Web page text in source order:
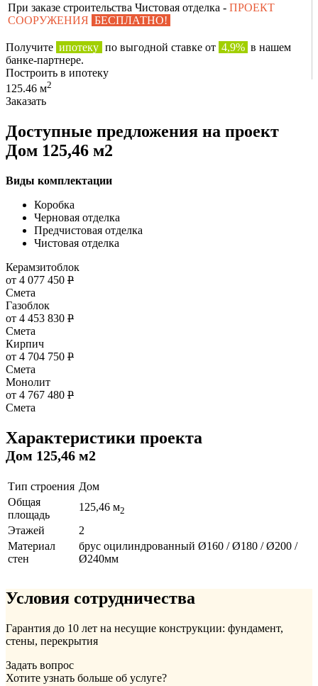
При заказе строительства Чистовая отделка - ПРОЕКТ
СООРУЖЕНИЯ БЕСПЛАТНО!
Получите ипотеку по выгодной ставке от 4,9% в нашем
банке-партнере.
Построить в ипотеку
125.46 м2
Заказать
Доступные предложения на проект
Дом 125,46 м2
Виды комплектации
Коробка
Черновая отделка
Предчистовая отделка
Чистовая отделка
Керамзитоблок
от 4 077 450 Р
Смета
Газоблок
от 4 453 830 Р
Смета
Кирпич
от 4 704 750 Р
Смета
Монолит
от 4 767 480 Р
Смета
Характеристики проекта
Дом 125,46 м2
Тип строения Дом
Общая
площадь
125,46 м2
Этажей
2
Материал
стен
брус оцилиндрованный Ø160 / Ø180 / Ø200 /
Ø240мм
Условия сотрудничества
Гарантия до 10 лет на несущие конструкции: фундамент,
стены, перекрытия
Задать вопрос
Хотите узнать больше об услуге?